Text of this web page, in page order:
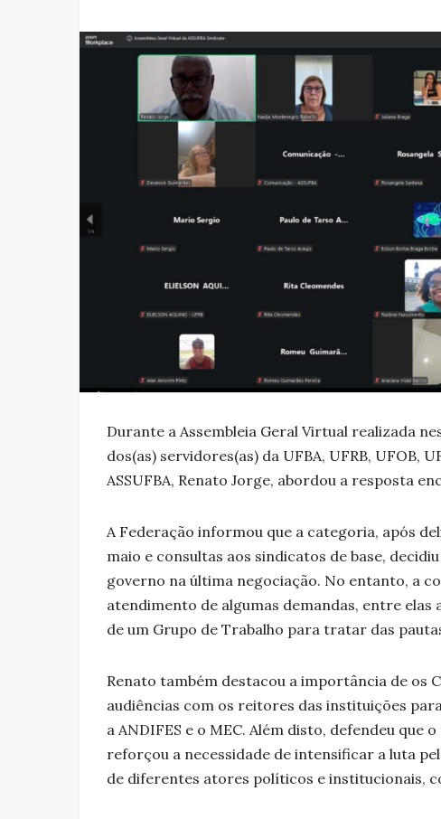
Durante a Assembleia Geral Virtual realizada
dos(as) servidores(as) da UFBA, UFRB, UFOB,
ASSUFBA, Renato Jorge, abordou a resposta
A Federação informou que a categoria, após
maio e consultas aos sindicatos de base,
governo na última negociação. No entanto, a
atendimento de algumas demandas, entre elas
de um Grupo de Trabalho para tratar das
Renato também destacou a importância de os
audiências com os reitores das instituições
a ANDIFES e o MEC. Além disto, defendeu que
reforçou a necessidade de intensificar a luta
de diferentes atores políticos e institucionais,